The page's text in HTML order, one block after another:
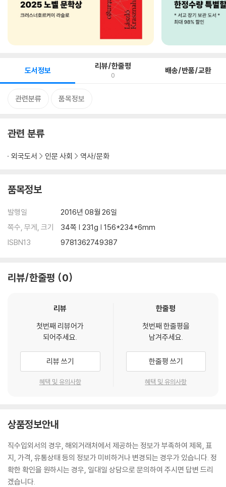
도서정보 리뷰/한줄평
0 배송/반품/교환
관련분류 품목정보
관련 분류
외국도서 인문 사회 역사/문화
품목정보
발행일
2016년 08월 26일
쪽수, 무게, 크기
34쪽 | 231g | 156*234*6mm
ISBN13
9781362749387
리뷰/한줄평 0
리뷰
첫번째 리뷰어가
되어주세요.
리뷰 쓰기
혜택 및 유의사항
한줄평
첫번째 한줄평을
남겨주세요.
한줄평 쓰기
혜택 및 유의사항
상품정보안내
직수입외서의 경우, 해외거래처에서 제공하는 정보가 부족하여 제목, 표
지, 가격, 유통상태 등의 정보가 미비하거나 변경되는 경우가 있습니다. 정
확한 확인을 원하시는 경우, 일대일 상담으로 문의하여 주시면 답변 드리
겠습니다.